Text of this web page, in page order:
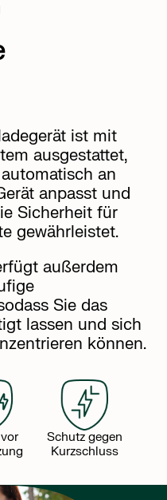
ist mit
ausgestattet,
an
anpasst und
Sicherheit für
gewährleistet.
außerdem
Sie das
lassen und sich
können.
Schutz gegen
Kurzschluss